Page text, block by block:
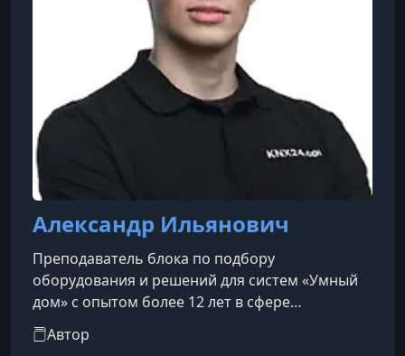
Александр Ильянович
Преподаватель блока по подбору
оборудования и решений для систем «Умный
дом» с опытом более 12 лет в сфере
автоматизации и инженерных решений.
Руководил НИОКР для ОАО РЖД и учебным
Автор